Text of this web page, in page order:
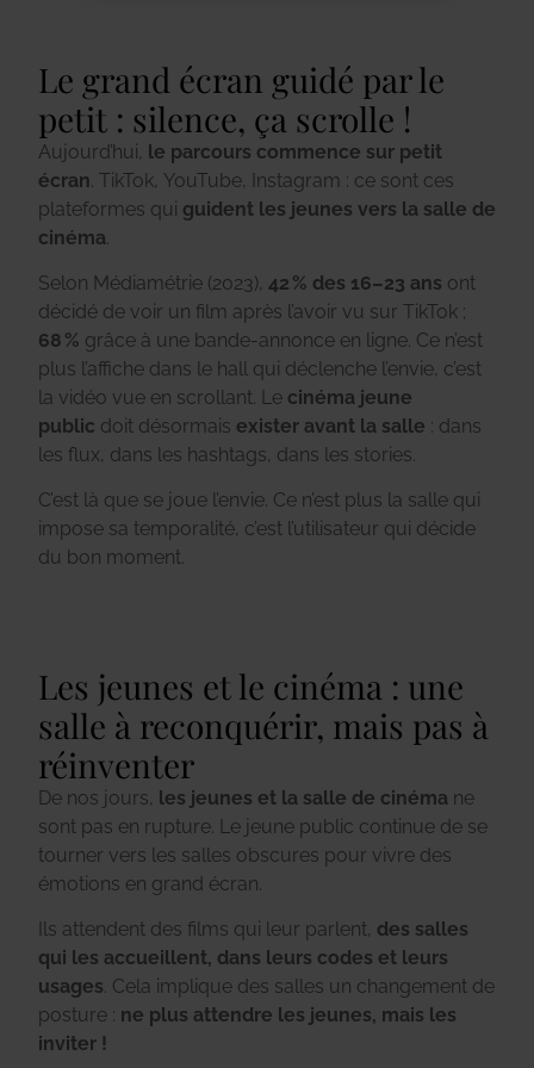
Le grand écran guidé par le
petit : silence, ça scrolle !
Aujourd’hui, le parcours commence sur petit
écran . TikTok, YouTube, Instagram : ce sont ces
plateformes qui guident les jeunes vers la salle de
cinéma
Selon Médiamétrie (2023), 42 % des 16–23 ans ont
décidé de voir un film après l’avoir vu sur TikTok ;
68 % grâce à une bande-annonce en ligne. Ce n’est
plus l’affiche dans le hall qui déclenche l’envie, c’est
la vidéo vue en scrollant. Le cinéma jeune
public doit désormais exister avant la salle : dans
les flux, dans les hashtags, dans les stories.
C’est là que se joue l’envie. Ce n’est plus la salle qui
impose sa temporalité, c’est l’utilisateur qui décide
du bon moment.
Les jeunes et le cinéma : une
salle à reconquérir, mais pas à
réinventer
De nos jours, les jeunes et la salle de cinéma ne
sont pas en rupture. Le jeune public continue de se
tourner vers les salles obscures pour vivre des
émotions en grand écran.
Ils attendent des films qui leur parlent, des salles
qui les accueillent, dans leurs codes et leurs
usages. Cela implique des salles un changement de
posture : ne plus attendre les jeunes, mais les
inviter !